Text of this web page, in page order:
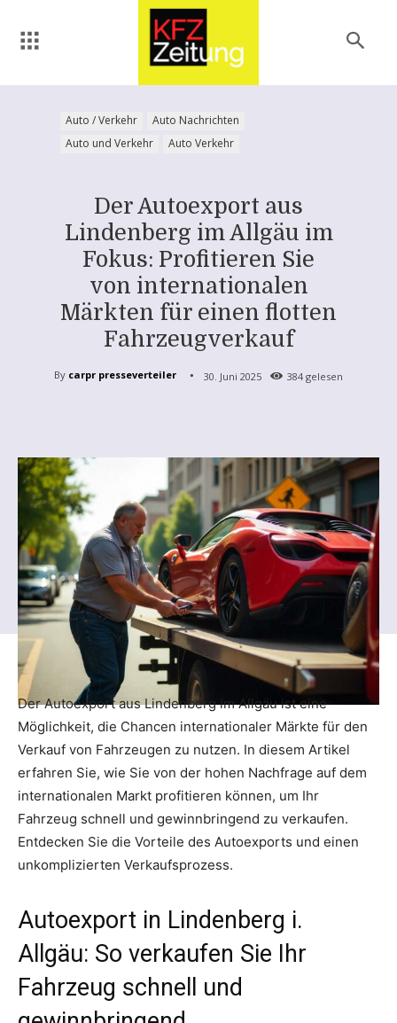
Auto / Verkehr
Auto Nachrichten
Auto und Verkehr
Auto Verkehr
Der Autoexport aus
Lindenberg im Allgäu im
Fokus: Profitieren Sie
von internationalen
Märkten für einen flotten
Fahrzeugverkauf
By carpr presseverteiler 30. Juni 2025 384 gelesen
Der Autoexport aus Lindenberg im Allgäu ist eine
Möglichkeit, die Chancen internationaler Märkte für den
Verkauf von Fahrzeugen zu nutzen. In diesem Artikel
erfahren Sie, wie Sie von der hohen Nachfrage auf dem
internationalen Markt profitieren können, um Ihr
Fahrzeug schnell und gewinnbringend zu verkaufen.
Entdecken Sie die Vorteile des Autoexports und einen
unkomplizierten Verkaufsprozess.
Autoexport in Lindenberg i.
Allgäu: So verkaufen Sie Ihr
Fahrzeug schnell und